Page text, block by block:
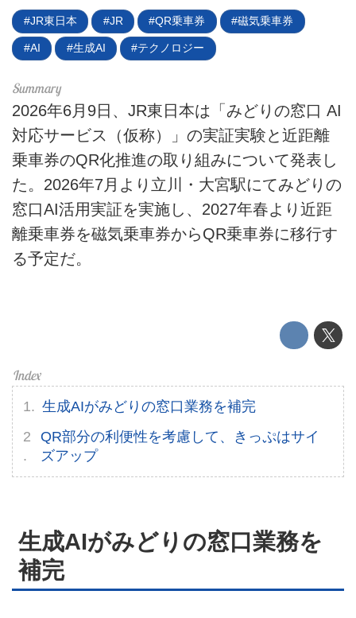
HOME
電動バイク
電動キックボード
ライフスタイル
テクノロジー
プライバシーポリシー
ライター名簿
JR東日本 JR QR乗車券 磁気乗車券
AI 生成AI テクノロジー
2026年6月9日、JR東日本は「みどりの窓口 AI
対応サービス（仮称）」の実証実験と近距離
乗車券のQR化推進の取り組みについて発表し
た。2026年7月より立川・大宮駅にてみどりの
窓口AI活用実証を実施し、2027年春より近距
離乗車券を磁気乗車券からQR乗車券に移行す
る予定だ。
生成AIがみどりの窓口業務を補完
QR部分の利便性を考慮して、きっぷはサイ
ズアップ
生成AIがみどりの窓口業務を
補完